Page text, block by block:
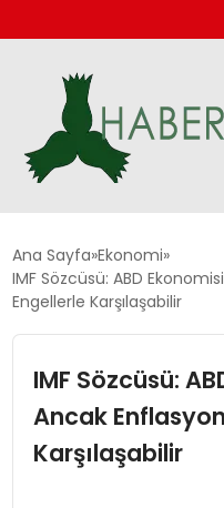
GÜNDEM
DÜNYA
EKONOMI
SIYASET
Ana Sayfa Ekonomi
IMF Sözcüsü: ABD
Engellerle Karşılaşabilir
IMF Sözcüsü:
Ancak
Karşılaşabilir